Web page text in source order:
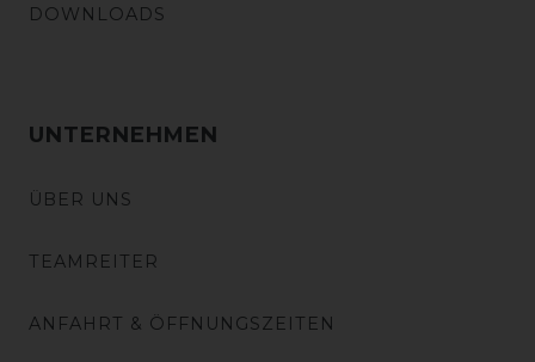
DOWNLOADS
UNTERNEHMEN
ÜBER UNS
TEAMREITER
ANFAHRT & ÖFFNUNGSZEITEN